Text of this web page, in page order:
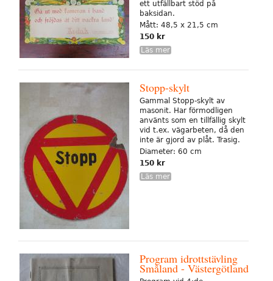
ett utfällbart stöd på
baksidan.
Mått: 48,5 x 21,5 cm
150 kr
Läs mer
Stopp-skylt
Gammal Stopp-skylt av
masonit. Har förmodligen
använts som en tillfällig skylt
vid t.ex. vägarbeten, då den
inte är gjord av plåt. Trasig.
Diameter: 60 cm
150 kr
Läs mer
Program idrottstävling
Småland - Västergötland